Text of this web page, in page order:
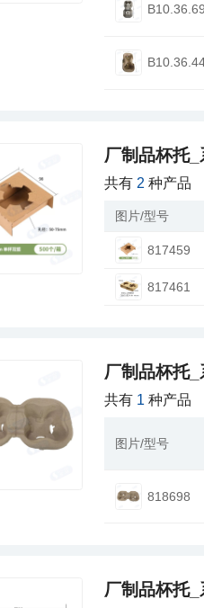
厂制品杯托
共有 2 种产品
图片/型号
817459
817461
厂制品杯托
共有 1 种产品
图片/型号
818698
厂制品杯托